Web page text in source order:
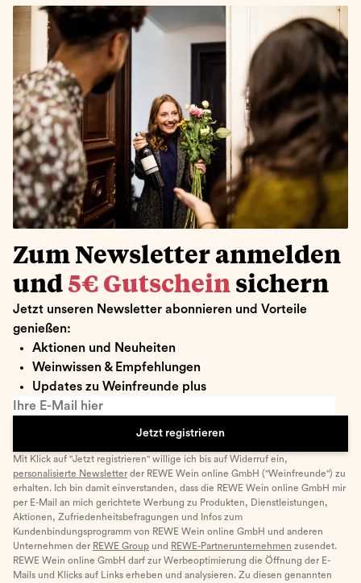
Zum Newsletter anmelden
und 5€ Gutschein sichern
Jetzt unseren Newsletter abonnieren und Vorteile
genießen:
Aktionen und Neuheiten
Weinwissen & Empfehlungen
Updates zu Weinfreunde plus
Ihre E-Mail hier
Jetzt registrieren
Mit Klick auf "Jetzt registrieren" willige ich bis auf Widerruf ein,
personalisierte Newsletter der REWE Wein online GmbH ("Weinfreunde") zu
erhalten. Ich bin damit einverstanden, dass die REWE Wein online GmbH mir
per E-Mail an mich gerichtete Werbung zu Produkten, Dienstleistungen,
Aktionen, Zufriedenheitsbefragungen und Infos zum
Kundenbindungsprogramm von REWE Wein online GmbH und anderen
Unternehmen der REWE Group und REWE-Partnerunternehmen zusendet.
REWE Wein online GmbH darf zur Werbeoptimierung die Öffnung der E-
Mails und Klicks auf Links erheben und analysieren. Zu diesen genannten